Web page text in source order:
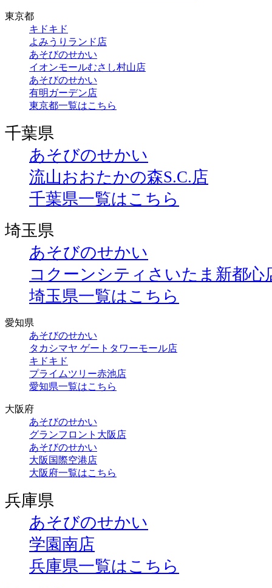
東京都
キドキド
よみうりランド店
あそびのせかい
イオンモールむさし村山店
あそびのせかい
有明ガーデン店
東京都一覧はこちら
千葉県
あそびのせかい
流山おおたかの森S.C.店
千葉県一覧はこちら
埼玉県
あそびのせかい
コクーンシティさいたま新都心
埼玉県一覧はこちら
愛知県
あそびのせかい
タカシマヤ ゲートタワーモール店
キドキド
プライムツリー赤池店
愛知県一覧はこちら
大阪府
あそびのせかい
グランフロント大阪店
あそびのせかい
大阪国際空港店
大阪府一覧はこちら
兵庫県
あそびのせかい
学園南店
兵庫県一覧はこちら